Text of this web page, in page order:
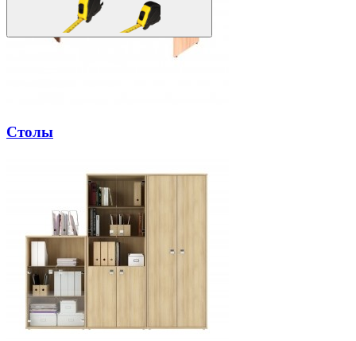
Столы